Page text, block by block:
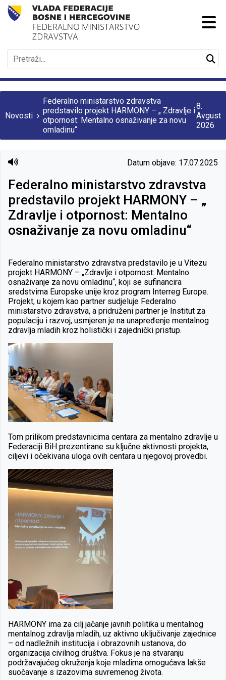
Novosti
Federalno ministarstvo zdravstva
predstavilo projekt HARMONY – „ Zdravlje i
otpornost: Mentalno osnaživanje za novu
omladinu“
8.
Avgust
2026
Datum objave: 17.07.2025
Federalno ministarstvo zdravstva
predstavilo projekt HARMONY – „
Zdravlje i otpornost: Mentalno
osnaživanje za novu omladinu“
Federalno ministarstvo zdravstva predstavilo je u Vitezu
projekt HARMONY – „Zdravlje i otpornost: Mentalno
osnaživanje za novu omladinu“, koji se sufinancira
sredstvima Europske unije kroz program Interreg Europe.
Projekt, u kojem kao partner sudjeluje Federalno
ministarstvo zdravstva, a pridruženi partner je Institut za
populaciju i razvoj, usmjeren je na unapređenje mentalnog
zdravlja mladih kroz holistički i zajednički pristup.
Tom prilikom predstavnicima centara za mentalno zdravlje u
Federaciji BiH prezentirane su ključne aktivnosti projekta,
ciljevi i očekivana uloga ovih centara u njegovoj provedbi.
HARMONY ima za cilj jačanje javnih politika u mentalnog
mentalnog zdravlja mladih, uz aktivno uključivanje zajednice
– od nadležnih institucija i obrazovnih ustanova, do
organizacija civilnog društva. Fokus je na stvaranju
podržavajućeg okruženja koje mladima omogućava lakše
suočavanje s izazovima suvremenog života.